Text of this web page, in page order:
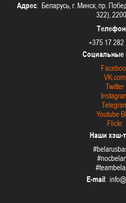
Адрес: Беларусь, г. Минск, пр.
322),
+375 17 282
Социальные
VK.com
Twitter
Youtube
Flickr
Наши хэш-
E-mail: